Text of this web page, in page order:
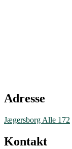
Adresse
Jægersborg Alle 172
Kontakt